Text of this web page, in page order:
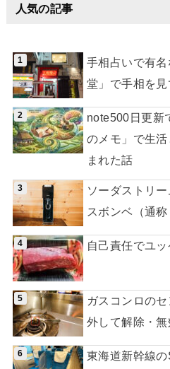
人気の記事
手相占いで有
堂」で手相を
note500日更新
のメモ」で生
まれた話
ソーダストリ
スボンベ（通
自己責任でユ
ガスコンロの
外して解除・無
東海道新幹線